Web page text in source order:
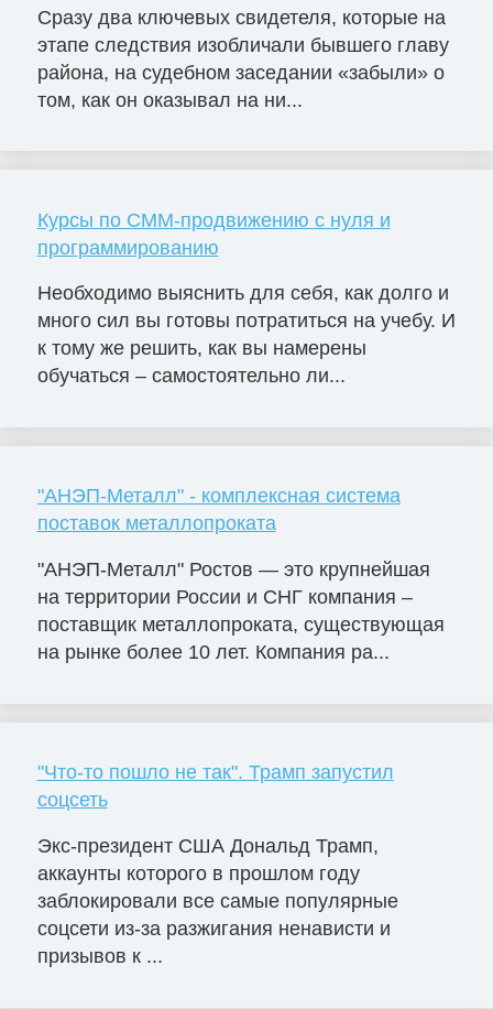
Сразу два ключевых свидетеля, которые на
этапе следствия изобличали бывшего главу
района, на судебном заседании «забыли» о
том, как он оказывал на ни...
Курсы по СММ-продвижению с нуля и
программированию
Необходимо выяснить для себя, как долго и
много сил вы готовы потратиться на учебу. И
к тому же решить, как вы намерены
обучаться – самостоятельно ли...
"АНЭП-Металл" - комплексная система
поставок металлопроката
"АНЭП-Металл" Ростов — это крупнейшая
на территории России и СНГ компания –
поставщик металлопроката, существующая
на рынке более 10 лет. Компания ра...
"Что-то пошло не так". Трамп запустил
соцсеть
Экс-президент США Дональд Трамп,
аккаунты которого в прошлом году
заблокировали все самые популярные
соцсети из-за разжигания ненависти и
призывов к ...